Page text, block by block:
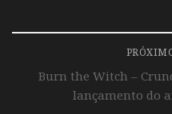
Burn the Witch –
lançamento do